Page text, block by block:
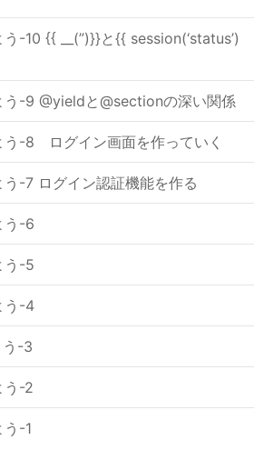
-10 {{ __(”)}}と{{ session(‘status’)
う-9 @yieldと@sectionの深い関係
う-8 ログイン画面を作っていく
-7 ログイン認証機能を作る
う-6
う-5
う-4
う-3
う-2
-1